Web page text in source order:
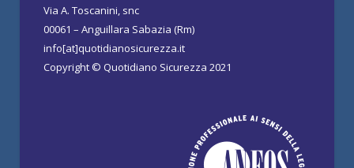
Via A. Toscanini, snc
00061 – Anguillara Sabazia (Rm)
info[at]quotidianosicurezza.it
Copyright © Quotidiano Sicurezza 2021